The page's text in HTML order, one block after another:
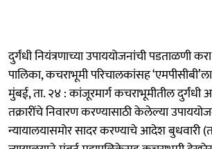
दुर्गंधी नियंत्रणाच्या उपाययोजनांची पडताळणी करा
पालिका, कचराभूमी परिचालकांसह
मुंबई, ता. २४ : कांजूरमार्ग कचराभूमीतील दुर्गंधी
तक्रारींचे निवारण करण्यासाठी केलेल्या
न्यायालयासमोर सादर करण्याचे आदेश बुधवारी